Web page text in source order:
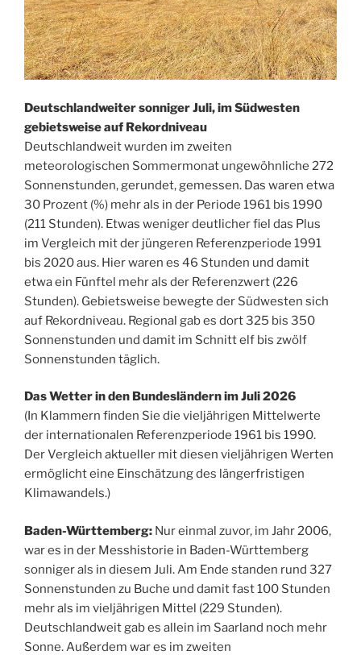
Deutschlandweiter sonniger Juli, im Südwesten
gebietsweise auf Rekordniveau
Deutschlandweit wurden im zweiten
meteorologischen Sommermonat ungewöhnliche 272
Sonnenstunden, gerundet, gemessen. Das waren etwa
30 Prozent (%) mehr als in der Periode 1961 bis 1990
(211 Stunden). Etwas weniger deutlicher fiel das Plus
im Vergleich mit der jüngeren Referenzperiode 1991
bis 2020 aus. Hier waren es 46 Stunden und damit
etwa ein Fünftel mehr als der Referenzwert (226
Stunden). Gebietsweise bewegte der Südwesten sich
auf Rekordniveau. Regional gab es dort 325 bis 350
Sonnenstunden und damit im Schnitt elf bis zwölf
Sonnenstunden täglich.
Das Wetter in den Bundesländern im Juli 2026
(In Klammern finden Sie die vieljährigen Mittelwerte
der internationalen Referenzperiode 1961 bis 1990.
Der Vergleich aktueller mit diesen vieljährigen Werten
ermöglicht eine Einschätzung des längerfristigen
Klimawandels.)
Baden-Württemberg: Nur einmal zuvor, im Jahr 2006,
war es in der Messhistorie in Baden-Württemberg
sonniger als in diesem Juli. Am Ende standen rund 327
Sonnenstunden zu Buche und damit fast 100 Stunden
mehr als im vieljährigen Mittel (229 Stunden).
Deutschlandweit gab es allein im Saarland noch mehr
Sonne. Außerdem war es im zweiten